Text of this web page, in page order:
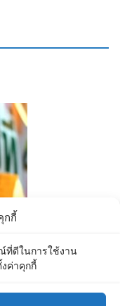
กกี้
ที่ดีในการใช้งาน
ค่าคุกกี้